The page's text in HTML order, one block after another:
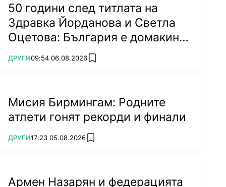
50 години след титлата на
Здравка Йорданова и Светла
Оцетова: България е домакин
ПОВЕЧЕ ОТ
ДРУГИ09:54 06.08.2026 add favorites
Мисия Бирмингам: Родните
атлети гонят рекорди и финали
ПОВЕЧЕ ОТ
ДРУГИ17:23 05.08.2026 add favorites
Армен Назарян и федерацията